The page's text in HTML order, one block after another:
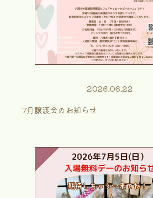
2026.06.22
7月譲渡会のお知らせ